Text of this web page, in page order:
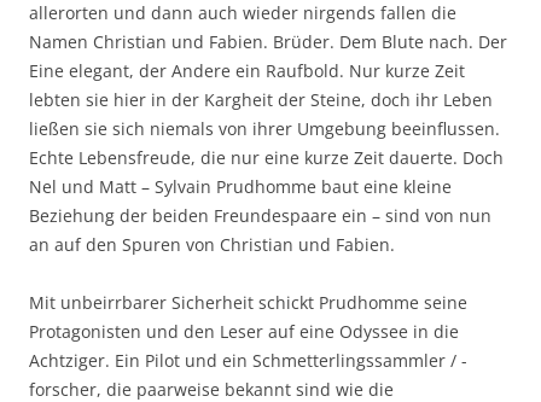
allerorten und dann auch wieder nirgends fallen die
Namen Christian und Fabien. Brüder. Dem Blute nach. Der
Eine elegant, der Andere ein Raufbold. Nur kurze Zeit
lebten sie hier in der Kargheit der Steine, doch ihr Leben
ließen sie sich niemals von ihrer Umgebung beeinflussen.
Echte Lebensfreude, die nur eine kurze Zeit dauerte. Doch
Nel und Matt – Sylvain Prudhomme baut eine kleine
Beziehung der beiden Freundespaare ein – sind von nun
an auf den Spuren von Christian und Fabien.
Mit unbeirrbarer Sicherheit schickt Prudhomme seine
Protagonisten und den Leser auf eine Odyssee in die
Achtziger. Ein Pilot und ein Schmetterlingssammler / -
forscher, die paarweise bekannt sind wie die